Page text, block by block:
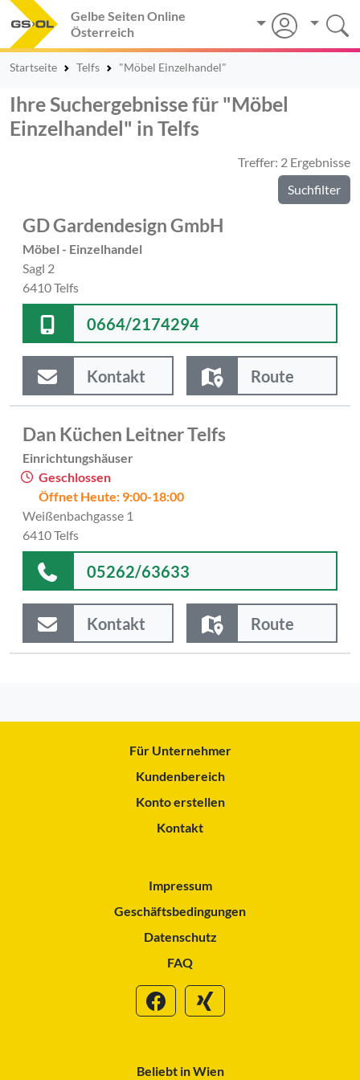
Gelbe Seiten Online
Österreich
Startseite Telfs "Möbel Einzelhandel"
Ihre Suchergebnisse für "Möbel
Einzelhandel" in Telfs
Treffer: 2 Ergebnisse
Suchfilter
GD Gardendesign GmbH
Möbel - Einzelhandel
Sagl 2
6410 Telfs
0664/2174294
Kontakt Route
Dan Küchen Leitner Telfs
Einrichtungshäuser
Geschlossen
Öffnet Heute: 9:00-18:00
Weißenbachgasse 1
6410 Telfs
05262/63633
Kontakt Route
Für Unternehmer
Kundenbereich
Konto erstellen
Kontakt
Impressum
Geschäftsbedingungen
Datenschutz
FAQ
Beliebt in Wien